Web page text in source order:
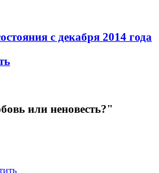
с декабря 2014 года
или неновесть?"